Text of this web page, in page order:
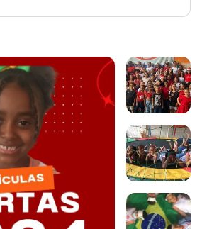
Imagem 1
Imagem 2